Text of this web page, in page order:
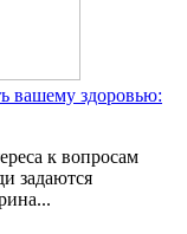
вашему здоровью:
к вопросам
задаются